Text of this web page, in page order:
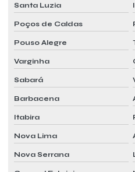
Pmoc manutenção
Pmoc mensal
Pmoc mensal custo
Pmoc mensal orçamento
Pmoc mensal preço
Pmoc mensal valor
Pmoc plano de manutenção
Pmoc preço
Santa Luzia
Poços de Caldas
Pouso Alegre
Varginha
Sabará
Barbacena
Itabira
Nova Lima
Nova Serrana